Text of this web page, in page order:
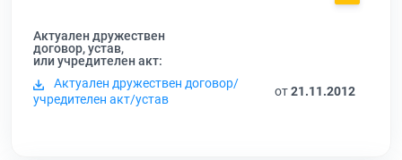
Актуален дружествен
договор, устав,
или учредителен акт:
Актуален дружествен договор/
учредителен акт/устав
от21.11.2012